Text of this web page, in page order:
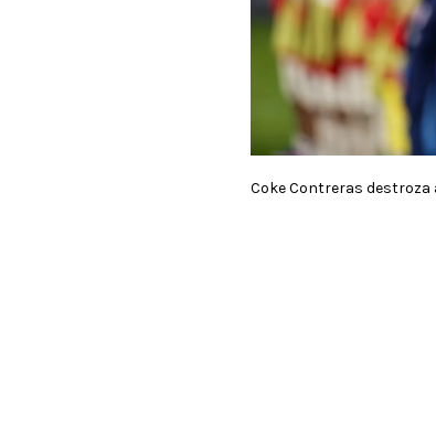
Coke Contreras destroza